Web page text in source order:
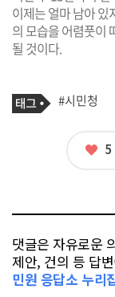
이제는 얼마 남아 있
의 모습을 어렴풋이
될 것이다.
기
사
태
그
#시민청
좋
5
댓글은 자유로운
제안, 건의 등 답
민원 응답소 누리